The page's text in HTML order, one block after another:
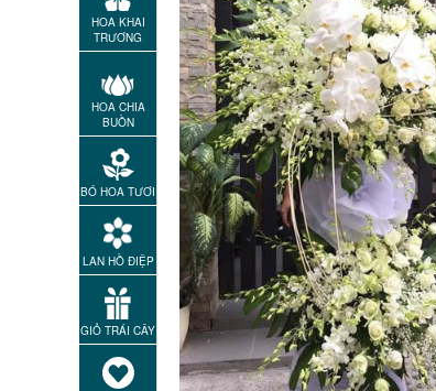
HOA KHAI
TRƯƠNG
HOA CHIA
BUỒN
BÓ HOA TƯƠI
LAN HỒ ĐIỆP
GIỎ TRÁI CÂY